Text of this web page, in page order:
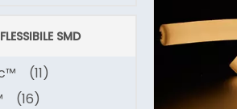
SMD
(11)
(16)